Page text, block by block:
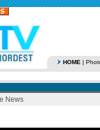
HOME |
News